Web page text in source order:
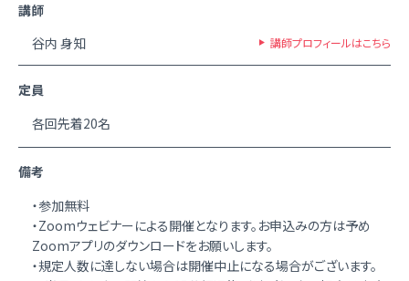
講師
谷内 身知
講師プロフィールはこちら
定員
各回先着20名
備考
・参加無料
・Zoomウェビナーによる開催となります。お申込みの方は予め
Zoomアプリのダウンロードをお願いします。
・規定人数に達しない場合は開催中止になる場合がございます。